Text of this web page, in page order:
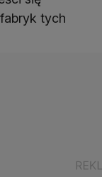
tych